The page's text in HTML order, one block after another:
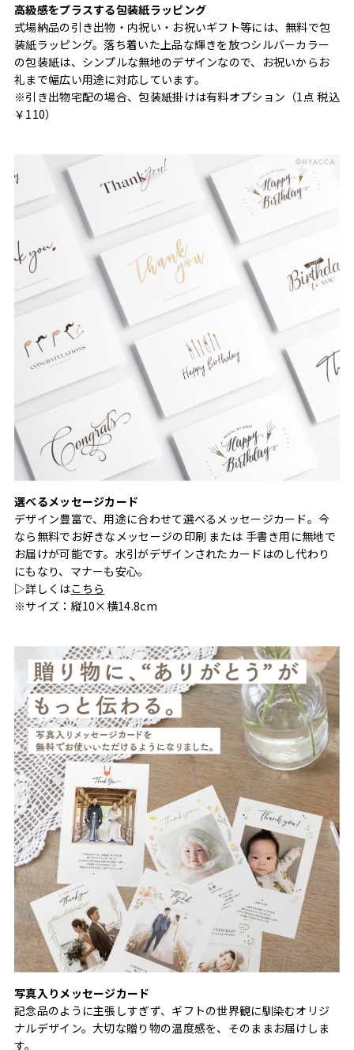
高級感をプラスする包装紙ラッピング
式場納品の引き出物・内祝い・お祝いギフト等には、無料で包
装紙ラッピング。落ち着いた上品な輝きを放つシルバーカラー
の包装紙は、シンプルな無地のデザインなので、お祝いからお
礼まで幅広い用途に対応しています。
※引き出物宅配の場合、包装紙掛けは有料オプション（1点 税込
￥110）
選べるメッセージカード
デザイン豊富で、用途に合わせて選べるメッセージカード。今
なら無料でお好きなメッセージの印刷 または 手書き用に無地で
お届けが可能です。水引がデザインされたカードはのし代わり
にもなり、マナーも安心。
▷詳しくはこちら
※サイズ：縦10×横14.8cm
写真入りメッセージカード
記念品のように主張しすぎず、ギフトの世界観に馴染むオリジ
ナルデザイン。大切な贈り物の温度感を、そのままお届けしま
す。